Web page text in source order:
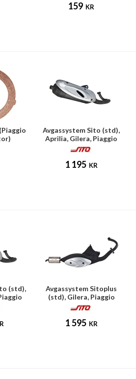
159 KR
Avgassystem Sito (std),
Aprilia, Gilera, Piaggio
1 195 KR
(std),
Avgassystem Sitoplus
(std), Gilera, Piaggio
1 595 KR